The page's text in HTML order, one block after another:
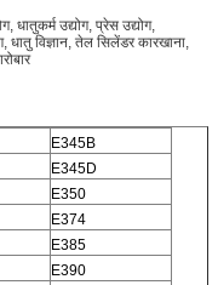
धातुकर्म उद्योग, प्रेस उद्योग,
धातु विज्ञान, तेल सिलेंडर कारखाना,
E345B
E345D
E350
E374
E385
E390